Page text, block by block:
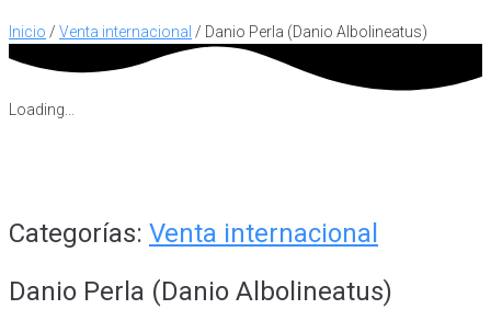
Inicio / Venta internacional / Danio Perla (Danio Albolineatus)
Loading...
Categorías: Venta internacional
Danio Perla (Danio Albolineatus)